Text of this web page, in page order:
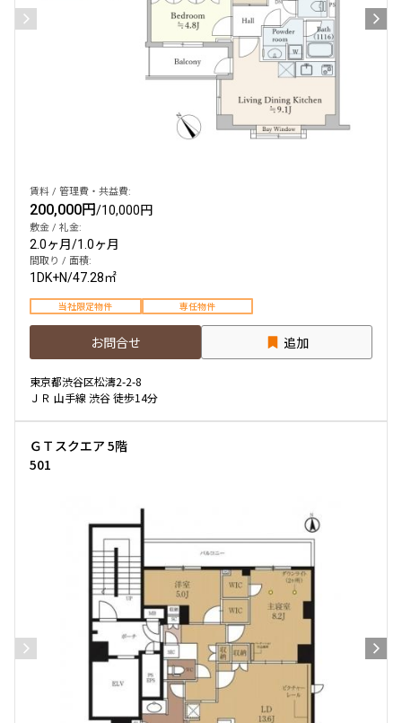
1分以内
5分以内
15分以内
専任物件
三井の賃貸物件
申込無し物件のみ表示
ペット可・相談
楽器可・相談
入居可能日
より詳細な絞り込み
建物施設やお部屋の設備、方位、階数などの絞り込みが
検索対象お部屋数
167件
お部屋を再検索
賃料 / 管理費・共益費:
200,000円/10,000円
敷金 / 礼金:
2.0ヶ月/1.0ヶ月
間取り / 面積:
1DK+N/47.28㎡
当社限定物件 専任物件
お問合せ 追加
東京都渋谷区松濤2-2-8
ＪＲ 山手線 渋谷 徒歩14分
ＧＴスクエア 5階
501